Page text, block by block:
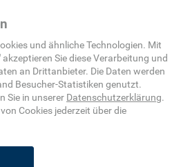
Keil
mm
mm
und ähnliche Technologien. Mit
akzeptieren Sie diese Verarbeitung und
an Drittanbieter. Die Daten werden
Besucher-Statistiken genutzt.
Sie in unserer Datenschutzerklärung.
Cookies jederzeit über die